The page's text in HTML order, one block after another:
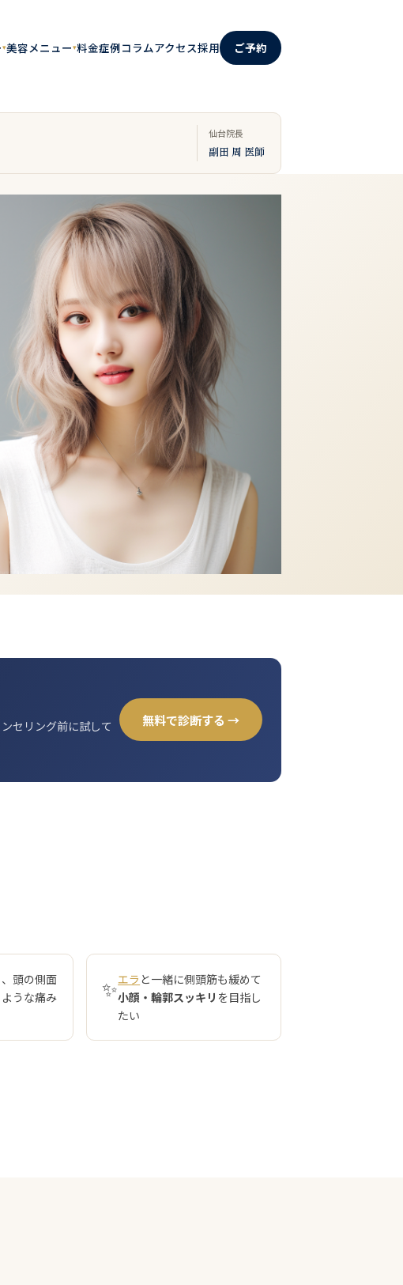
▾美容メニュー▾料金症例コラムアクセス採用 ご予約
仙台院長
副田 周 医師
セリング前に試して
無料で診断する →
、頭の側面
うな痛み
✨エラ と一緒に側頭筋も緩めて
小顔・輪郭スッキリ を目指し
たい